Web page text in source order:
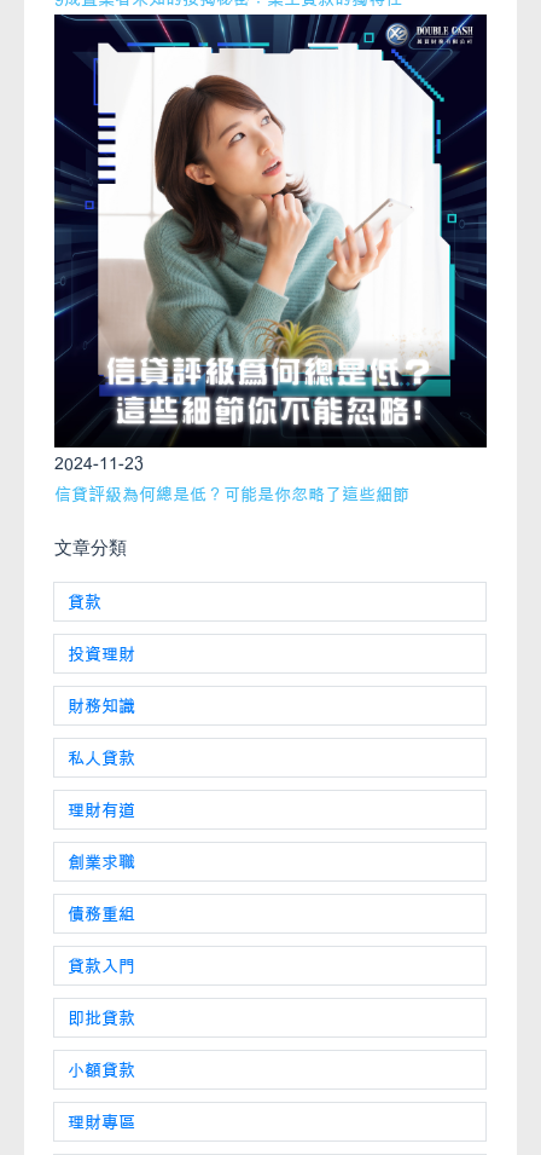
文章分類
貸款
投資理財
財務知識
私人貸款
理財有道
創業求職
債務重組
貸款入門
即批貸款
小額貸款
理財專區
2024-11-23
信貸評級為何總是低？可能是你忽略了這些細節